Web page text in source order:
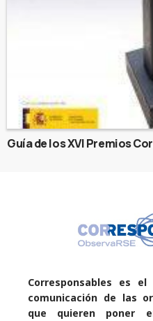
Guía de los XVI Premios
Corresponsables es
comunicación de las
que quieren poner